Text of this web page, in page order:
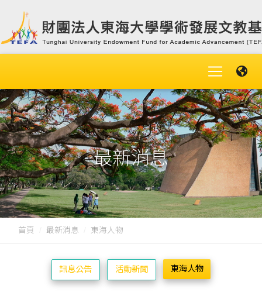
最新消息
首頁 最新消息 東海人物
訊息公告 活動新聞 東海人物